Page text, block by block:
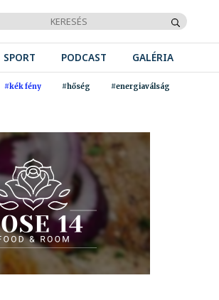
SPORT PODCAST GALÉRIA
#kék fény #hőség #energiaválság